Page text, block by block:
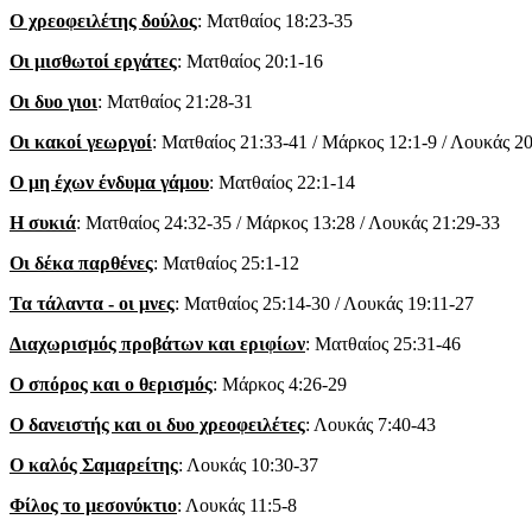
Ο χρεοφειλέτης δούλος: Ματθαίος 18:23-35
Οι μισθωτοί εργάτες: Ματθαίος 20:1-16
Οι δυο γιοι: Ματθαίος 21:28-31
Οι κακοί γεωργοί: Ματθαίος 21:33-41 / Μάρκος 12:1-9 / Λουκάς
Ο μη έχων ένδυμα γάμου: Ματθαίος 22:1-14
Η συκιά: Ματθαίος 24:32-35 / Μάρκος 13:28 / Λουκάς 21:29-33
Οι δέκα παρθένες: Ματθαίος 25:1-12
Τα τάλαντα - οι μνες: Ματθαίος 25:14-30 / Λουκάς 19:11-27
Διαχωρισμός προβάτων και εριφίων: Ματθαίος 25:31-46
Ο σπόρος και ο θερισμός: Μάρκος 4:26-29
Ο δανειστής και οι δυο χρεοφειλέτες: Λουκάς 7:40-43
Ο καλός Σαμαρείτης: Λουκάς 10:30-37
Φίλος το μεσονύκτιο: Λουκάς 11:5-8